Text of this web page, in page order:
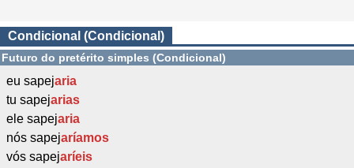
Condicional (Condicional)
Futuro do pretérito simples (Condicional)
eu sapejaria
tu sapejarias
ele sapejaria
nós sapejaríamos
vós sapejaríeis